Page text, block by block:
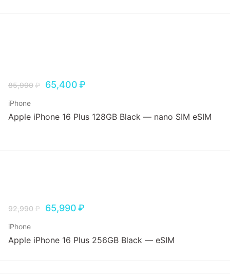
85,990₽ 65,400₽
iPhone
Apple iPhone 16 Plus 128GB Black — nano SIM eSIM
92,990₽ 65,990₽
iPhone
Apple iPhone 16 Plus 256GB Black — eSIM